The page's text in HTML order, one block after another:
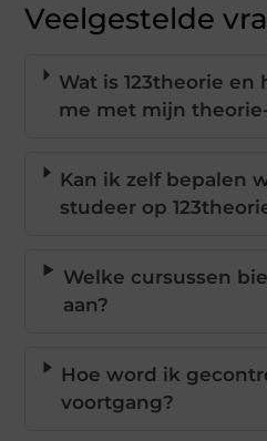
Veelgestelde
Wat is 123theorie
me met mijn
Kan ik zelf bepalen
studeer op
Welke cursussen
aan?
Hoe word ik
voortgang?